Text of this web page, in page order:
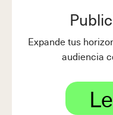
Expande tus
audiencia